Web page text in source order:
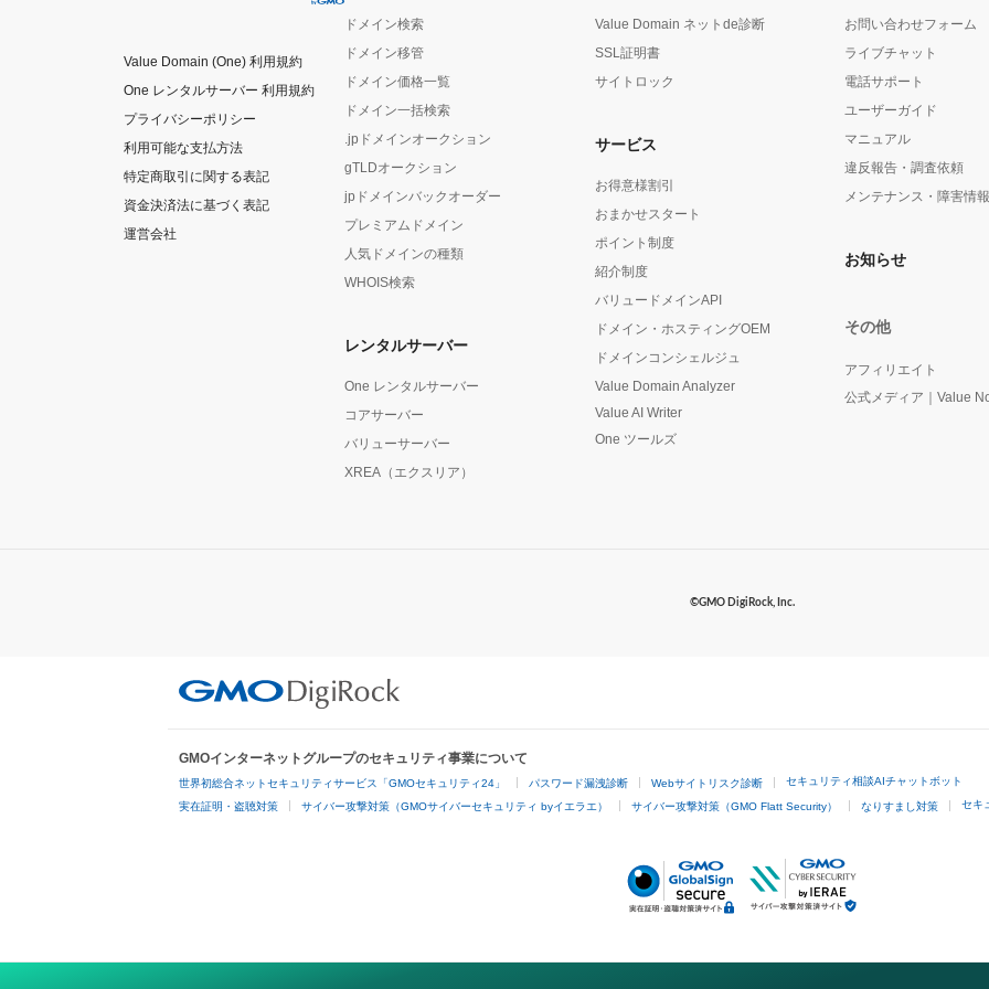
Value Domain (One) 利用規約
One レンタルサーバー 利用規約
プライバシーポリシー
利用可能な支払方法
特定商取引に関する表記
資金決済法に基づく表記
運営会社
ドメイン検索
ドメイン移管
ドメイン価格一覧
ドメイン一括検索
.jpドメインオークション
gTLDオークション
jpドメインバックオーダー
プレミアムドメイン
人気ドメインの種類
WHOIS検索
レンタルサーバー
One レンタルサーバー
コアサーバー
バリューサーバー
XREA（エクスリア）
Value Domain ネットde診断
SSL証明書
サイトロック
サービス
お得意様割引
おまかせスタート
ポイント制度
紹介制度
バリュードメインAPI
ドメイン・ホスティングOEM
ドメインコンシェルジュ
Value Domain Analyzer
Value AI Writer
One ツールズ
お問い合わせフォーム
ライブチャット
電話サポート
ユーザーガイド
マニュアル
違反報告・調査依頼
メンテナンス・障害情
お知らせ
その他
アフィリエイト
公式メディア｜Value
©GMO DigiRock, Inc.
GMOインターネットグループのセキュリティ事業について
世界初総合ネットセキュリティサービス「GMOセキュリティ24」 パスワード漏洩診断 Webサイトリスク診断 セキュリティ相談AIチャットボット
実在証明・盗聴対策 サイバー攻撃対策（GMOサイバーセキュリティ byイエラエ） サイバー攻撃対策（GMO Flatt Security） なりすまし対策 セキ